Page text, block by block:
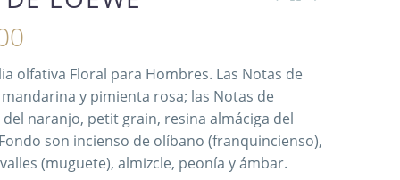
olfativa Floral para Hombres. Las Notas de
y pimienta rosa; las Notas de
naranjo, petit grain, resina almáciga del
son incienso de olíbano (franquincienso),
(muguete), almizcle, peonía y ámbar.